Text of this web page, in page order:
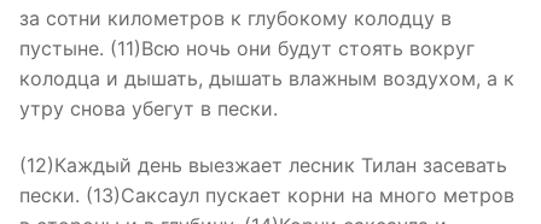
за сотни километров к глубокому колодцу в
пустыне. (11)Всю ночь они будут стоять вокруг
колодца и дышать, дышать влажным воздухом, а к
утру снова убегут в пески.
(12)Каждый день выезжает лесник Тилан засевать
пески. (13)Саксаул пускает корни на много метров